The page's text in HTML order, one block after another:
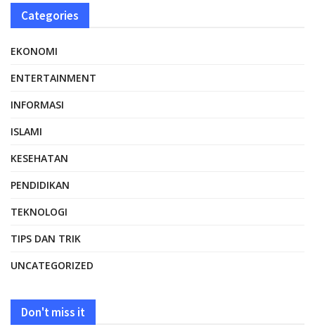
Categories
EKONOMI
ENTERTAINMENT
INFORMASI
ISLAMI
KESEHATAN
PENDIDIKAN
TEKNOLOGI
TIPS DAN TRIK
UNCATEGORIZED
Don't miss it